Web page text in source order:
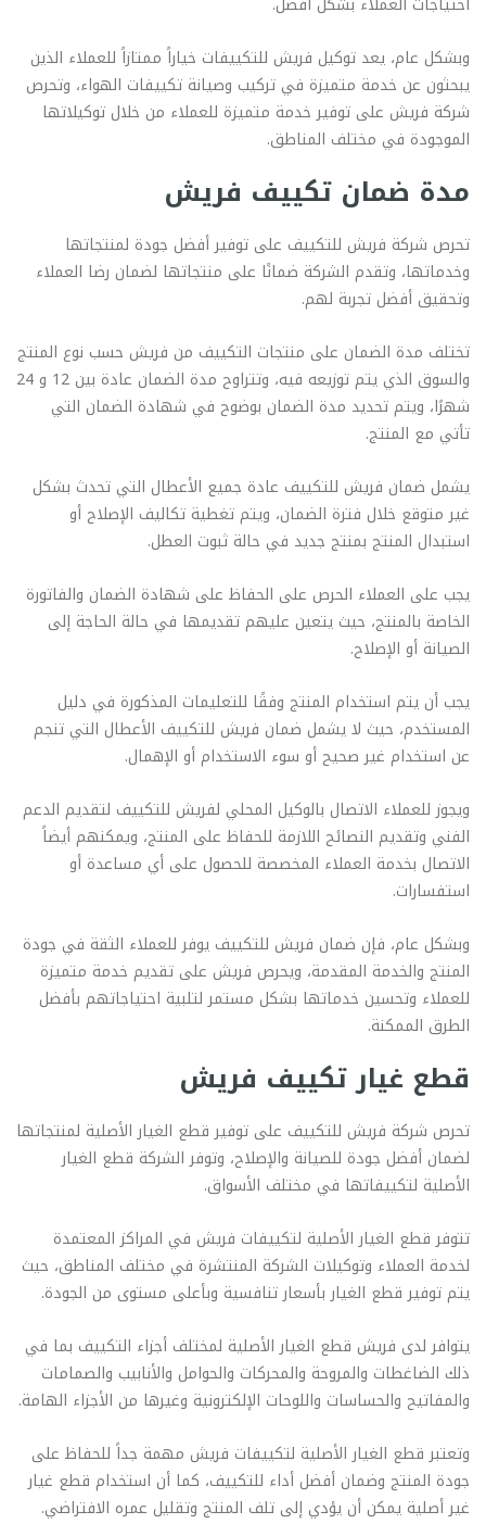
وبشكل عام، يعد توكيل فريش للتكييفات خياراً ممتازاً للعملاء الذين
يبحثون عن خدمة متميزة في تركيب وصيانة تكييفات الهواء، وتحرص
شركة فريش على توفير خدمة متميزة للعملاء من خلال توكيلاتها
الموجودة في مختلف المناطق.
مدة ضمان تكييف فريش
تحرص شركة فريش للتكييف على توفير أفضل جودة لمنتجاتها
وخدماتها، وتقدم الشركة ضمانًا على منتجاتها لضمان رضا العملاء
وتحقيق أفضل تجربة لهم.
تختلف مدة الضمان على منتجات التكييف من فريش حسب نوع المنتج
والسوق الذي يتم توزيعه فيه، وتتراوح مدة الضمان عادة بين 12 و 24
شهرًا، ويتم تحديد مدة الضمان بوضوح في شهادة الضمان التي
تأتي مع المنتج.
يشمل ضمان فريش للتكييف عادة جميع الأعطال التي تحدث بشكل
غير متوقع خلال فترة الضمان، ويتم تغطية تكاليف الإصلاح أو
استبدال المنتج بمنتج جديد في حالة ثبوت العطل.
يجب على العملاء الحرص على الحفاظ على شهادة الضمان والفاتورة
الخاصة بالمنتج، حيث يتعين عليهم تقديمها في حالة الحاجة إلى
الصيانة أو الإصلاح.
يجب أن يتم استخدام المنتج وفقًا للتعليمات المذكورة في دليل
المستخدم، حيث لا يشمل ضمان فريش للتكييف الأعطال التي تنجم
عن استخدام غير صحيح أو سوء الاستخدام أو الإهمال.
ويجوز للعملاء الاتصال بالوكيل المحلي لفريش للتكييف لتقديم الدعم
الفني وتقديم النصائح اللازمة للحفاظ على المنتج، ويمكنهم أيضاً
الاتصال بخدمة العملاء المخصصة للحصول على أي مساعدة أو
استفسارات.
وبشكل عام، فإن ضمان فريش للتكييف يوفر للعملاء الثقة في جودة
المنتج والخدمة المقدمة، ويحرص فريش على تقديم خدمة متميزة
للعملاء وتحسين خدماتها بشكل مستمر لتلبية احتياجاتهم بأفضل
الطرق الممكنة.
قطع غيار تكييف فريش
تحرص شركة فريش للتكييف على توفير قطع الغيار الأصلية لمنتجاتها
لضمان أفضل جودة للصيانة والإصلاح، وتوفر الشركة قطع الغيار
الأصلية لتكييفاتها في مختلف الأسواق.
تتوفر قطع الغيار الأصلية لتكييفات فريش في المراكز المعتمدة
لخدمة العملاء وتوكيلات الشركة المنتشرة في مختلف المناطق، حيث
يتم توفير قطع الغيار بأسعار تنافسية وبأعلى مستوى من الجودة.
يتوافر لدى فريش قطع الغيار الأصلية لمختلف أجزاء التكييف بما في
ذلك الضاغطات والمروحة والمحركات والحوامل والأنابيب والصمامات
والمفاتيح والحساسات واللوحات الإلكترونية وغيرها من الأجزاء الهامة.
وتعتبر قطع الغيار الأصلية لتكييفات فريش مهمة جداً للحفاظ على
جودة المنتج وضمان أفضل أداء للتكييف، كما أن استخدام قطع غيار
غير أصلية يمكن أن يؤدي إلى تلف المنتج وتقليل عمره الافتراضي.